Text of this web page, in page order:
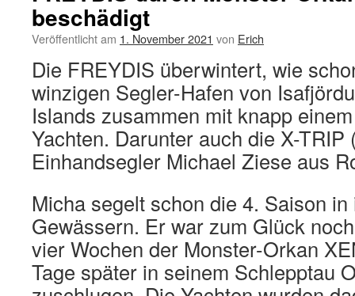
beschädigt
Veröffentlicht am 1. November 2021 von Erich
Die FREYDIS überwintert, wie
winzigen Segler-Hafen von
Islands zusammen mit knapp
Yachten. Darunter auch die X-
Einhandsegler Michael Ziese aus
Micha segelt schon die 4. Saison
Gewässern. Er war zum Glück
vier Wochen der Monster-Orkan
Tage später in seinem Schlepptau